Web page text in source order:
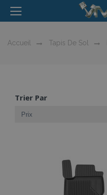
Accueil Tapis De Sol
Trier Par